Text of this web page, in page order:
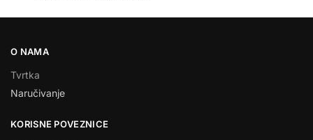
O NAMA
Tvrtka
Naručivanje
KORISNE POVEZNICE